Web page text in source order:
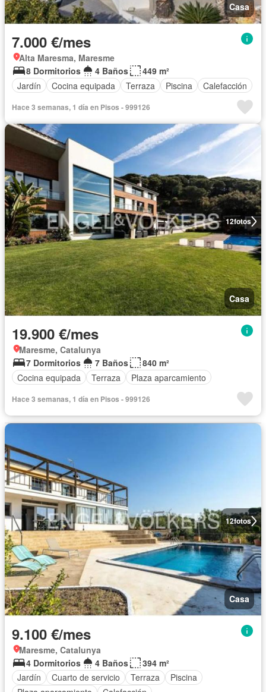
Casa
7.000 €/mes
Alta Maresma, Maresme
8 Dormitorios
4 Baños
449 m²
Jardín
Cocina equipada Terraza Piscina Calefacción
Hace 3 semanas, 1 día en Pisos - 999126
12fotos
Casa
19.900 €/mes
Maresme, Catalunya
7 Dormitorios
7 Baños
840 m²
Cocina equipada
Terraza Plaza aparcamiento
Hace 3 semanas, 1 día en Pisos - 999126
12fotos
Casa
9.100 €/mes
Maresme, Catalunya
4 Dormitorios
4 Baños
394 m²
Jardín
Cuarto de servicio Terraza
Piscina